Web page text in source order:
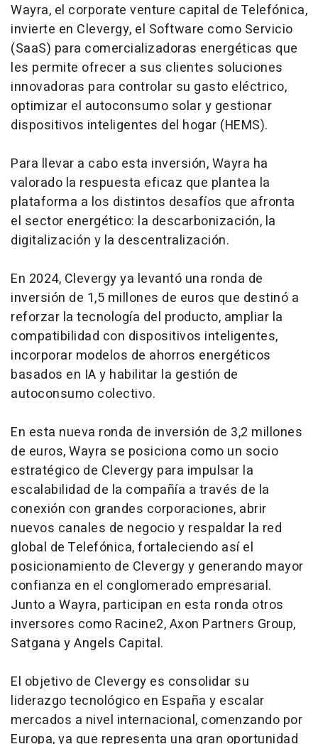
Wayra, el corporate venture capital de Telefónica,
invierte en Clevergy, el Software como Servicio
(SaaS) para comercializadoras energéticas que
les permite ofrecer a sus clientes soluciones
innovadoras para controlar su gasto eléctrico,
optimizar el autoconsumo solar y gestionar
dispositivos inteligentes del hogar (HEMS).
Para llevar a cabo esta inversión, Wayra ha
valorado la respuesta eficaz que plantea la
plataforma a los distintos desafíos que afronta
el sector energético: la descarbonización, la
digitalización y la descentralización.
En 2024, Clevergy ya levantó una ronda de
inversión de 1,5 millones de euros que destinó a
reforzar la tecnología del producto, ampliar la
compatibilidad con dispositivos inteligentes,
incorporar modelos de ahorros energéticos
basados en IA y habilitar la gestión de
autoconsumo colectivo.
En esta nueva ronda de inversión de 3,2 millones
de euros, Wayra se posiciona como un socio
estratégico de Clevergy para impulsar la
escalabilidad de la compañía a través de la
conexión con grandes corporaciones, abrir
nuevos canales de negocio y respaldar la red
global de Telefónica, fortaleciendo así el
posicionamiento de Clevergy y generando mayor
confianza en el conglomerado empresarial.
Junto a Wayra, participan en esta ronda otros
inversores como Racine2, Axon Partners Group,
Satgana y Angels Capital.
El objetivo de Clevergy es consolidar su
liderazgo tecnológico en España y escalar
mercados a nivel internacional, comenzando por
Europa, ya que representa una gran oportunidad